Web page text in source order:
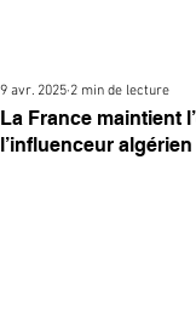
La France maintient
l’influenceur
9 avr. 2025 2 min de lecture